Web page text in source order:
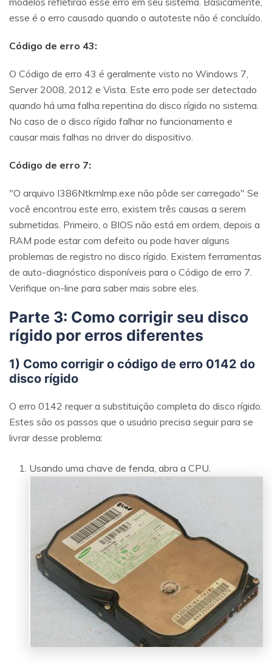
esse é o erro causado quando o autoteste não é concluído.
Código de erro 43:
O Código de erro 43 é geralmente visto no Windows 7,
Server 2008, 2012 e Vista. Este erro pode ser detectado
quando há uma falha repentina do disco rígido no sistema.
No caso de o disco rígido falhar no funcionamento e
causar mais falhas no driver do dispositivo.
Código de erro 7:
"O arquivo I386Ntkrnlmp.exe não pôde ser carregado" Se
você encontrou este erro, existem três causas a serem
submetidas. Primeiro, o BIOS não está em ordem, depois a
RAM pode estar com defeito ou pode haver alguns
problemas de registro no disco rígido. Existem ferramentas
de auto-diagnóstico disponíveis para o Código de erro 7.
Verifique on-line para saber mais sobre eles.
Parte 3: Como corrigir seu disco
rígido por erros diferentes
1) Como corrigir o código de erro 0142 do
disco rígido
O erro 0142 requer a substituição completa do disco rígido.
Estes são os passos que o usuário precisa seguir para se
livrar desse problema:
Usando uma chave de fenda, abra a CPU.